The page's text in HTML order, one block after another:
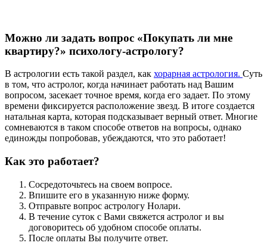
Можно ли задать вопрос «Покупать ли мне
квартиру?» психологу-астрологу?
В астрологии есть такой раздел, как хорарная астрология. Суть
в том, что астролог, когда начинает работать над Вашим
вопросом, засекает точное время, когда его задает. По этому
времени фиксируется расположение звезд. В итоге создается
натальная карта, которая подсказывает верный ответ. Многие
сомневаются в таком способе ответов на вопросы, однако
единожды попробовав, убеждаются, что это работает!
Как это работает?
Сосредоточьтесь на своем вопросе.
Впишите его в указанную ниже форму.
Отправьте вопрос астрологу Нолари.
В течение суток с Вами свяжется астролог и вы
договоритесь об удобном способе оплаты.
После оплаты Вы получите ответ.